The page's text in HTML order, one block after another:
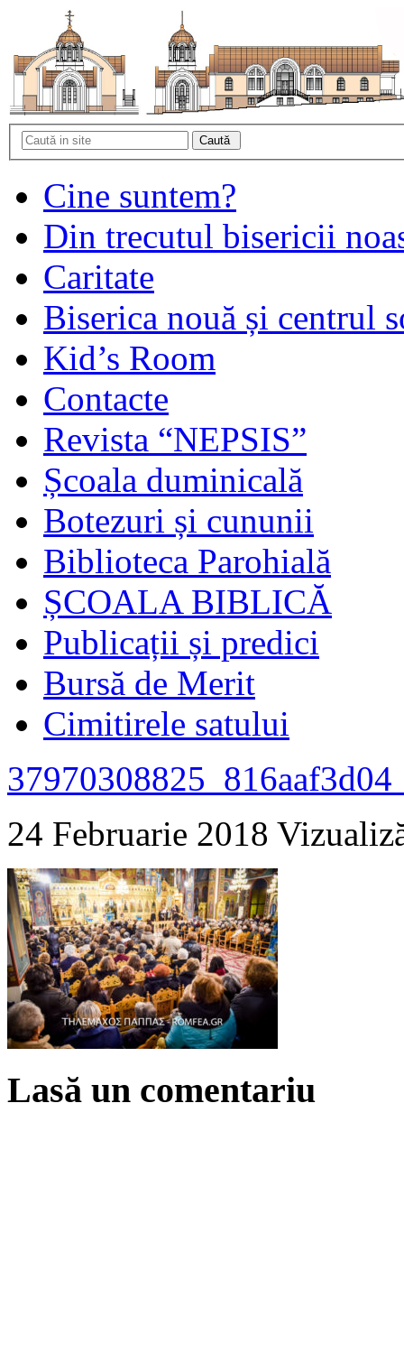
Cine suntem?
Din trecutul bisericii
Caritate
Biserica nouă și centrul
Kid’s Room
Contacte
Revista “NEPSIS”
Școala duminicală
Botezuri și cununii
Biblioteca Parohială
ȘCOALA BIBLICĂ
Publicații și predici
Bursă de Merit
Cimitirele satului
24 Februarie 2018
Lasă un comentariu